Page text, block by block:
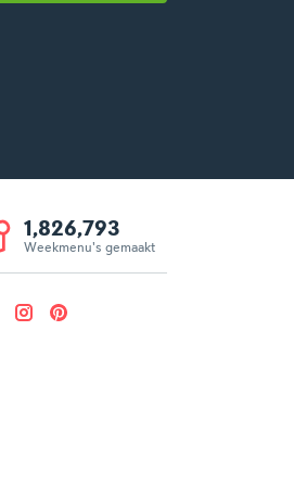
1,826,793
Weekmenu's gemaakt